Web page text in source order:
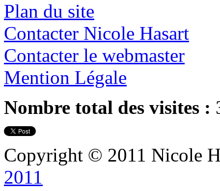
Plan du site
Contacter Nicole Hasart
Contacter le webmaster
Mention Légale
Nombre total des visites :
Copyright © 2011 Nicole
2011